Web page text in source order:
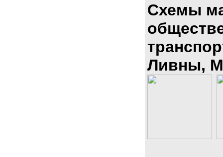
Схемы
Ливны,